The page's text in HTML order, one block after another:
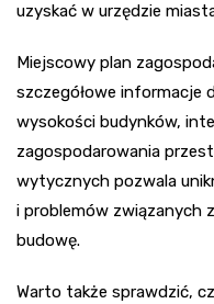
uzyskać w urzędzie
Miejscowy plan
szczegółowe informacje
wysokości budynków,
zagospodarowania
wytycznych pozwala
i problemów związanych
budowę.
Warto także sprawdzić,